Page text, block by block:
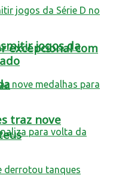
excepcional com
jogos da
traz nove